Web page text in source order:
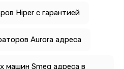
Hiper с гарантией
Aurora адреса
машин Smeg адреса в